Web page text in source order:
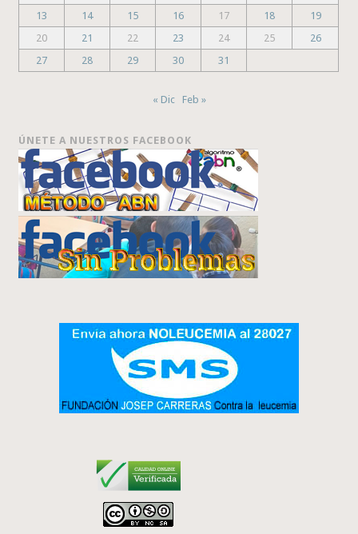
13
14 15 16 17 18
19
20
21 22 23 24 25
26
27
28 29 30 31
« Dic Feb »
ÚNETE A NUESTROS FACEBOOK